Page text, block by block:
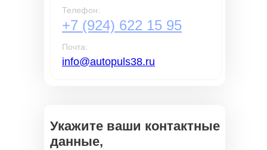
Укажите ваши контактные
данные,
+7 (924) 622 15 95
Телефон:
Почта:
info@autopuls38.ru